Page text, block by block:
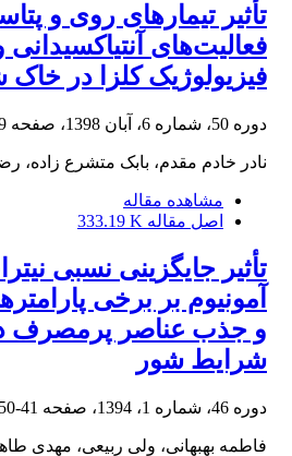
تأثیر تیمارهای روی و
فیزیولوژیک کلزا در خاک
دوره 50، شماره 6، آبان 1398، صفحه
نادر خادم مقدم، بابک متشرع زاده،
مشاهده مقاله
اصل مقاله 333.19 K
تأثیر جایگزینی نسبی
آمونیوم بر برخی
و جذب عناصر پر‌مصرف
شرایط شور
دوره 46، شماره 1، 1394، صفحه 41-50
فاطمه بهبهانی، ولی ربیعی، مهدی